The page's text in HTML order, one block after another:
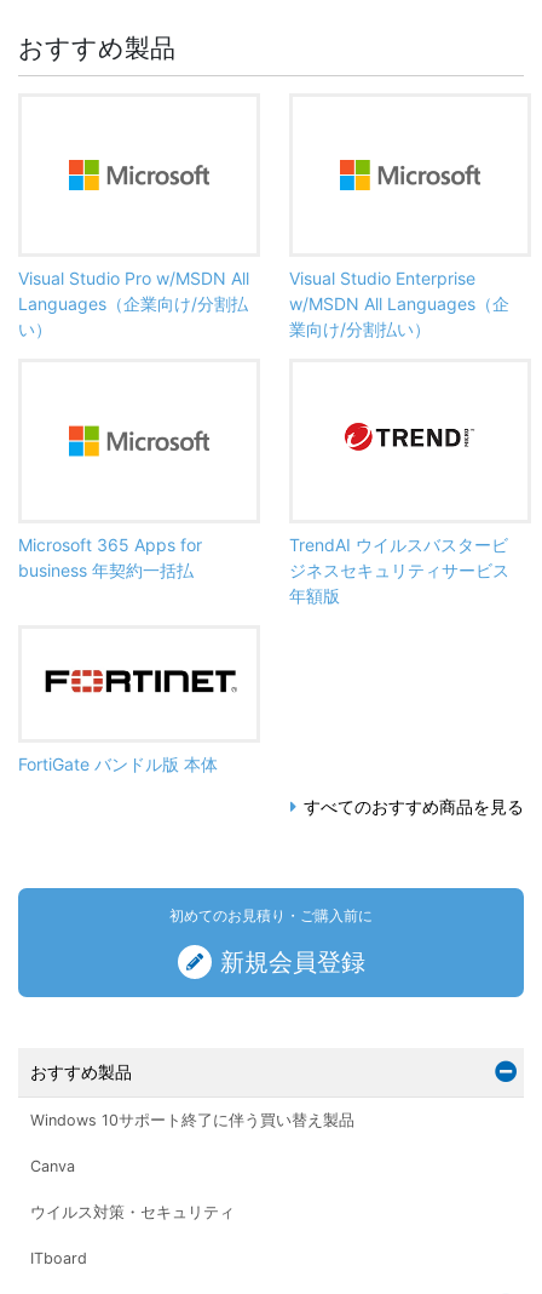
おすすめ製品
Visual Studio Pro w/MSDN All
Languages（企業向け/分割払
い）
Visual Studio Enterprise
w/MSDN All Languages（企
業向け/分割払い）
Microsoft 365 Apps for
business 年契約一括払
TrendAI ウイルスバスタービ
ジネスセキュリティサービス
年額版
FortiGate バンドル版 本体
すべてのおすすめ商品を見る
初めてのお見積り・ご購入前に
新規会員登録
おすすめ製品
Windows 10サポート終了に伴う買い替え製品
Canva
ウイルス対策・セキュリティ
ITboard